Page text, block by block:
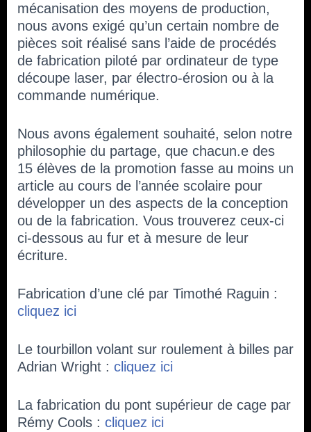
mécanisation des moyens de production,
nous avons exigé qu’un certain nombre de
pièces soit réalisé sans l’aide de procédés
de fabrication piloté par ordinateur de type
découpe laser, par électro-érosion ou à la
commande numérique.
Nous avons également souhaité, selon notre
philosophie du partage, que chacun.e des
15 élèves de la promotion fasse au moins un
article au cours de l’année scolaire pour
développer un des aspects de la conception
ou de la fabrication. Vous trouverez ceux-ci
ci-dessous au fur et à mesure de leur
écriture.
Fabrication d’une clé par Timothé Raguin :
cliquez ici
Le tourbillon volant sur roulement à billes par
Adrian Wright : cliquez ici
La fabrication du pont supérieur de cage par
Rémy Cools : cliquez ici